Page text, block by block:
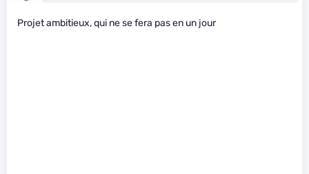
Projet ambitieux, qui ne se fera pas en un jour